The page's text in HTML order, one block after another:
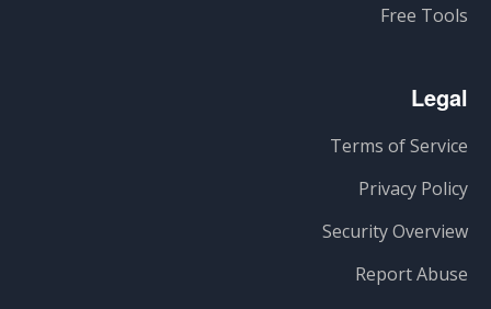
Free Tools
Legal
Terms of Service
Privacy Policy
Security Overview
Report Abuse